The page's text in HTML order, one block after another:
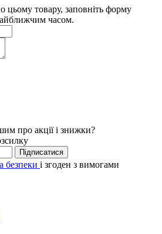
товару, заповніть форму
часом.
про акції і знижки?
Підписатися
безпеки і згоден з вимогами